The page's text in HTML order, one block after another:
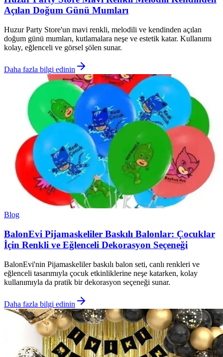
Açılan Doğum Günü Mumları
Huzur Party Store'un mavi renkli, melodili ve kendinden açılan
doğum günü mumları, kutlamalara neşe ve estetik katar. Kullanımı
kolay, eğlenceli ve görsel şölen sunar.
Daha fazla bilgi edinin
Blog
BalonEvi Pijamaskeliler Baskılı Balonlar: Çocuklar
İçin Renkli ve Eğlenceli Dekorasyon Seçeneği
BalonEvi'nin Pijamaskeliler baskılı balon seti, canlı renkleri ve
eğlenceli tasarımıyla çocuk etkinliklerine neşe katarken, kolay
kullanımıyla da pratik bir dekorasyon seçeneği sunar.
Daha fazla bilgi edinin